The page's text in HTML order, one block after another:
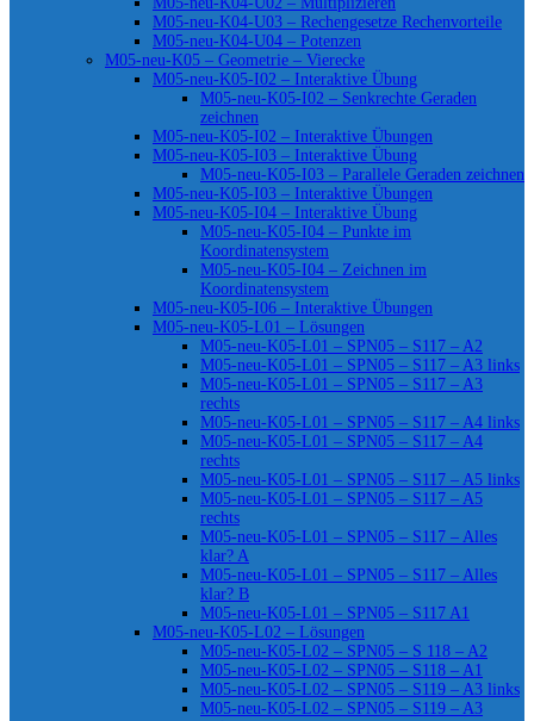
M05-neu-K04-U03 – Rechengesetze Rechenvorteile
M05-neu-K04-U04 – Potenzen
M05-neu-K05 – Geometrie – Vierecke
M05-neu-K05-I02 – Interaktive Übung
M05-neu-K05-I02 – Senkrechte Geraden
zeichnen
M05-neu-K05-I02 – Interaktive Übungen
M05-neu-K05-I03 – Interaktive Übung
M05-neu-K05-I03 – Parallele Geraden zeichnen
M05-neu-K05-I03 – Interaktive Übungen
M05-neu-K05-I04 – Interaktive Übung
M05-neu-K05-I04 – Punkte im
Koordinatensystem
M05-neu-K05-I04 – Zeichnen im
Koordinatensystem
M05-neu-K05-I06 – Interaktive Übungen
M05-neu-K05-L01 – Lösungen
M05-neu-K05-L01 – SPN05 – S117 – A2
M05-neu-K05-L01 – SPN05 – S117 – A3 links
M05-neu-K05-L01 – SPN05 – S117 – A3
rechts
M05-neu-K05-L01 – SPN05 – S117 – A4 links
M05-neu-K05-L01 – SPN05 – S117 – A4
rechts
M05-neu-K05-L01 – SPN05 – S117 – A5 links
M05-neu-K05-L01 – SPN05 – S117 – A5
rechts
M05-neu-K05-L01 – SPN05 – S117 – Alles
klar? A
M05-neu-K05-L01 – SPN05 – S117 – Alles
klar? B
M05-neu-K05-L01 – SPN05 – S117 A1
M05-neu-K05-L02 – Lösungen
M05-neu-K05-L02 – SPN05 – S 118 – A2
M05-neu-K05-L02 – SPN05 – S118 – A1
M05-neu-K05-L02 – SPN05 – S119 – A3 links
M05-neu-K05-L02 – SPN05 – S119 – A3